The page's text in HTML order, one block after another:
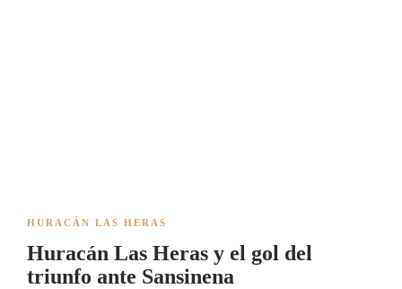
HURACÁN LAS HERAS
Huracán Las Heras y el gol del
triunfo ante Sansinena